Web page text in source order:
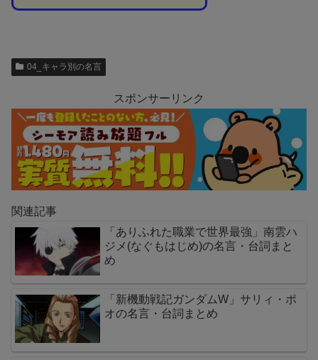
04_キャラ別の名言
スポンサーリンク
関連記事
「ありふれた職業で世界最強」南雲ハ
ジメ(なぐもはじめ)の名言・台詞まと
め
「新機動戦記ガンダムW」サリィ・ポ
オの名言・台詞まとめ